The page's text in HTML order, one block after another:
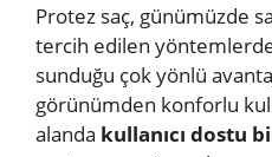
Protez saç, günümüzde
tercih edilen
sunduğu çok yönlü
görünümden konforlu
alanda kullanıcı dostu